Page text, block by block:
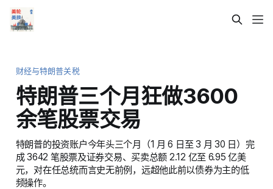
财经与特朗普关税
特朗普三个月狂做3600
余笔股票交易
特朗普的投资账户今年头三个月（1 月 6 日至 3 月 30 日）完
成 3642 笔股票及证券交易、买卖总额 2.12 亿至 6.95 亿美
元，对在任总统而言史无前例，远超他此前以债券为主的低
频操作。